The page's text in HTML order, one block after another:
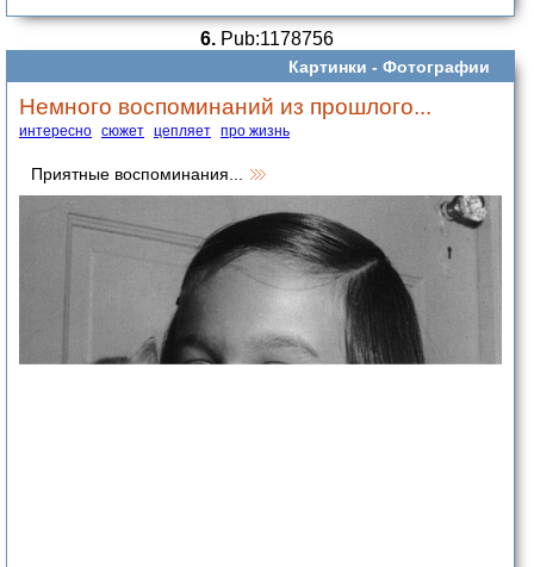
6. Pub:1178756
Картинки - Фотографии
Немного воспоминаний из прошлого...
интересно сюжет цепляет про жизнь
Приятные воспоминания...